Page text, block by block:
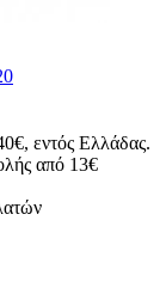
εντός Ελλάδας.
από 13€